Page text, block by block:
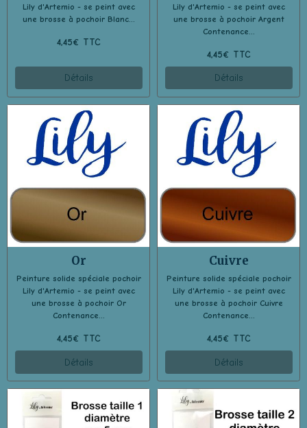
Lily d'Artemio - se peint avec
une brosse à pochoir Blanc...
4,45€ TTC
Détails
Lily d'Artemio - se peint avec
une brosse à pochoir Argent
Contenance...
4,45€ TTC
Détails
Or
Peinture solide spéciale pochoir
Lily d'Artemio - se peint avec
une brosse à pochoir Or
Contenance...
4,45€ TTC
Détails
Cuivre
Peinture solide spéciale pochoir
Lily d'Artemio - se peint avec
une brosse à pochoir Cuivre
Contenance...
4,45€ TTC
Détails